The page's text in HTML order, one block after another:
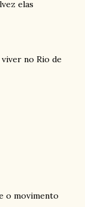
elas
no Rio de
o movimento